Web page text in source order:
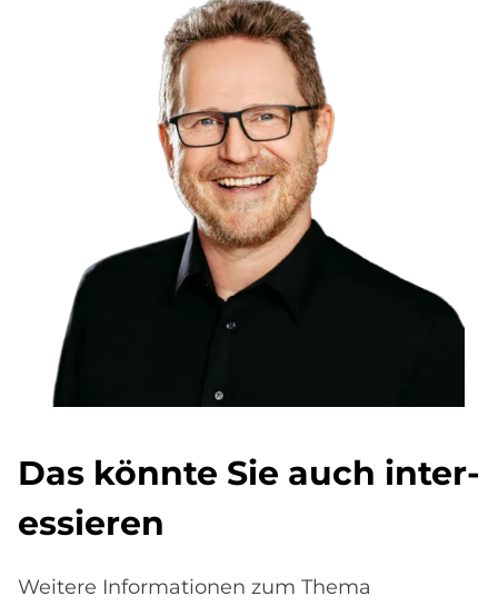
Das könn­te Sie auch in­ter­
es­sie­ren
Weitere Informationen zum Thema